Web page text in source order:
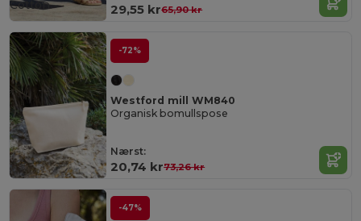
29,55 kr65,90 kr
Cotton
-72%
Westford mill WM840
Organisk bomullspose
Nærst:
20,74 kr73,26 kr
-47%